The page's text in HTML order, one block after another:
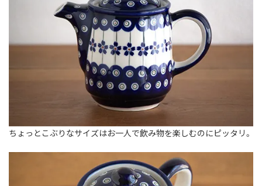
ちょっとこぶりなサイズはお一人で飲み物を楽しむのにピッタリ。